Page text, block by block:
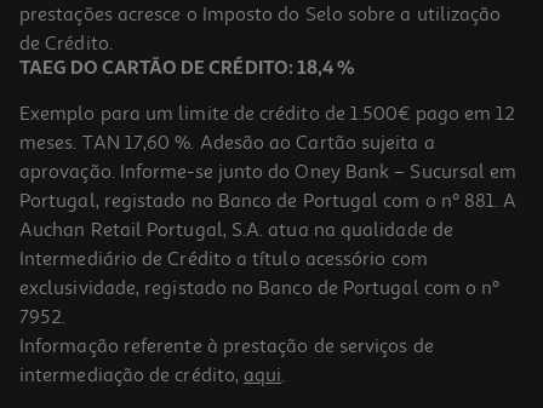
16,99 €
4.4
Recargas Philips Oneblade 360 Qp420/50 2 Lâminas
prestações acresce o Imposto do Selo sobre a utilização
de Crédito.
TAEG DO CARTÃO DE CRÉDITO: 18,4 %
Exemplo para um limite de crédito de 1.500€ pago em 12
meses. TAN 17,60 %. Adesão ao Cartão sujeita a
aprovação. Informe-se junto do Oney Bank – Sucursal em
Portugal, registado no Banco de Portugal com o nº 881. A
Auchan Retail Portugal, S.A. atua na qualidade de
Intermediário de Crédito a título acessório com
exclusividade, registado no Banco de Portugal com o nº
7952.
Informação referente à prestação de serviços de
intermediação de crédito, aqui.